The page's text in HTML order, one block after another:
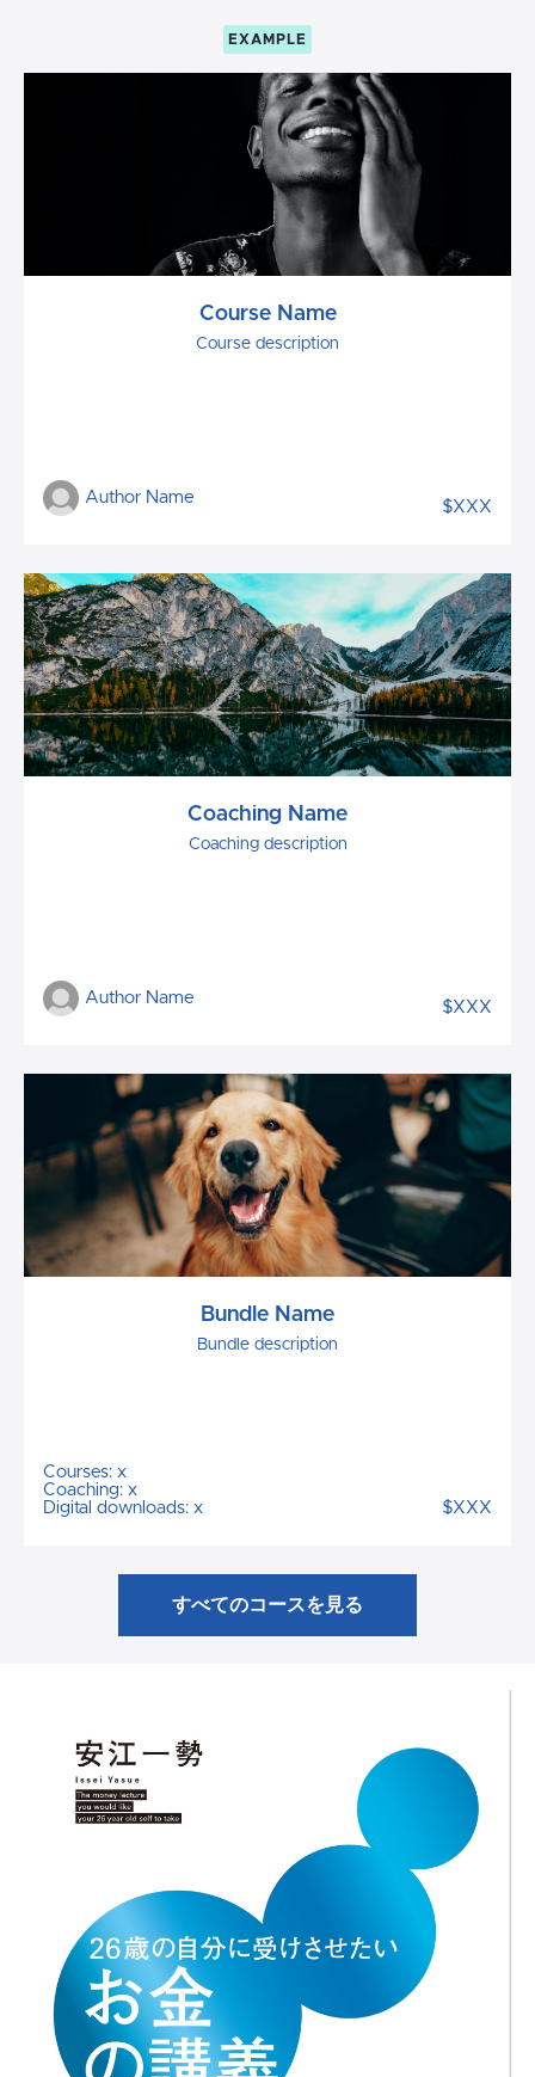
EXAMPLE
Course Name
Course description
Author Name
$XXX
Coaching Name
Coaching description
Author Name
$XXX
Bundle Name
Bundle description
Courses: x
Coaching: x
Digital downloads: x
$XXX
すべてのコースを見る